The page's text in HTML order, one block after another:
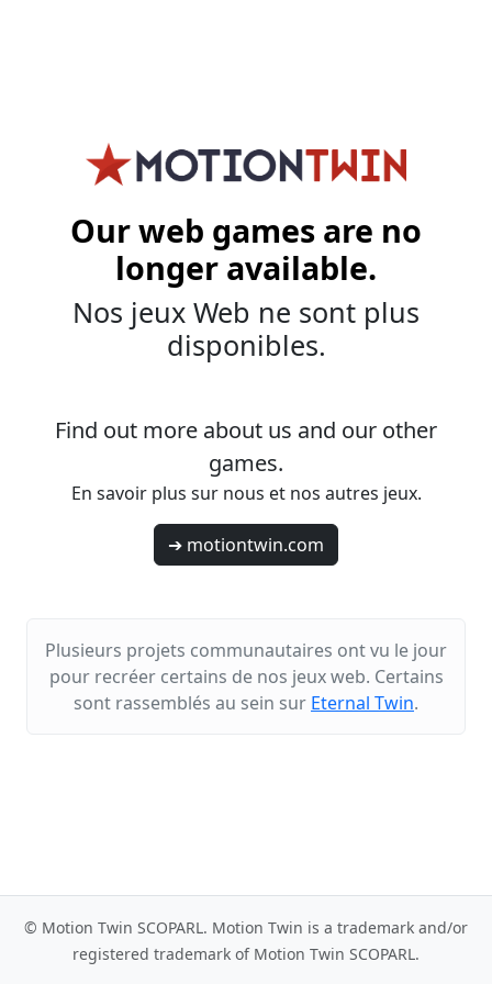
Our web games are no
longer available.
Nos jeux Web ne sont plus
disponibles.
Find out more about us and our other
games.
En savoir plus sur nous et nos autres jeux.
➔ motiontwin.com
Plusieurs projets communautaires ont vu le jour
pour recréer certains de nos jeux web. Certains
sont rassemblés au sein sur Eternal Twin.
© Motion Twin SCOPARL. Motion Twin is a trademark and/or
registered trademark of Motion Twin SCOPARL.